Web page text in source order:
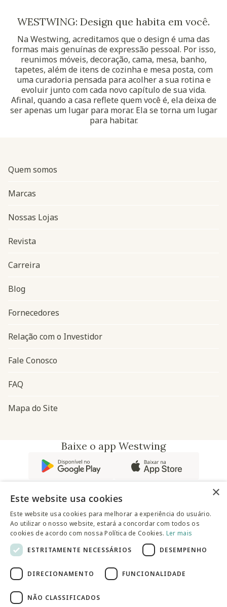
WESTWING: Design que habita em você.
Na Westwing, acreditamos que o design é uma das
formas mais genuínas de expressão pessoal. Por isso,
reunimos móveis, decoração, cama, mesa, banho,
tapetes, além de itens de cozinha e mesa posta, com
uma curadoria pensada para acolher a sua rotina e
evoluir junto com cada novo capítulo de sua vida.
Afinal, quando a casa reflete quem você é, ela deixa de
ser apenas um lugar para morar. Ela se torna um lugar
para habitar.
Navegação do rodapé
Quem somos
Marcas
Nossas Lojas
Revista
Carreira
Blog
Fornecedores
Relação com o Investidor
Fale Conosco
FAQ
Mapa do Site
Baixe o app Westwing
@westwingbr
Somos uma empresa certificada
© 2025 Westwing Comércio Varejista S.A WESTWING
Av. Queiroz Filho, 1700 - Torre A 5° andar - Vila Hamburguesa -
São Paulo
×
Este website usa cookies
Este website usa cookies para melhorar a experiência do usuário.
Ao utilizar o nosso website, estará a concordar com todos os
cookies de acordo com nossa Política de Cookies. Ler mais
ESTRITAMENTE NECESSÁRIOS
DESEMPENHO
DIRECIONAMENTO FUNCIONALIDADE
NÃO CLASSIFICADOS